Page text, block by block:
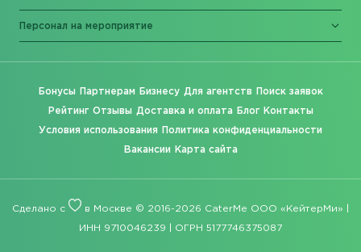
Персонал на мероприятие
Бонусы Партнерам Бизнесу Для агентств Поиск заявок
Рейтинг Отзывы Доставка и оплата Блог Контакты
Условия использования Политика конфиденциальности
Вакансии Карта сайта
Сделано с в Москве © 2016-2026 CaterMe ООО «КейтерМи» |
ИНН 9710046239 | ОГРН 5177746375087